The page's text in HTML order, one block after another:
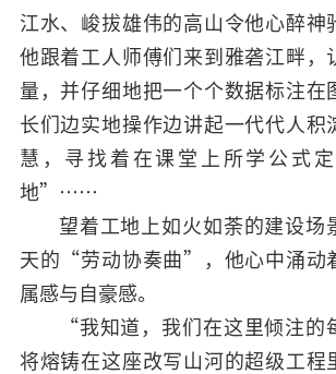
江水、峻拔雄伟的高山令他心醉神
他跟着工人师傅们来到雅砻江畔，
量，并仔细地把一个个数据标注在
长们边实地操作边讲起一代代人积
慧，寻找着在课堂上所学公式
地”……
望着工地上如火如荼的建设场
天的“劳动协奏曲”，他心中涌动
属感与自豪感。
“我知道，我们在这里倾注的
将熔铸在这座改写山河的超级工程